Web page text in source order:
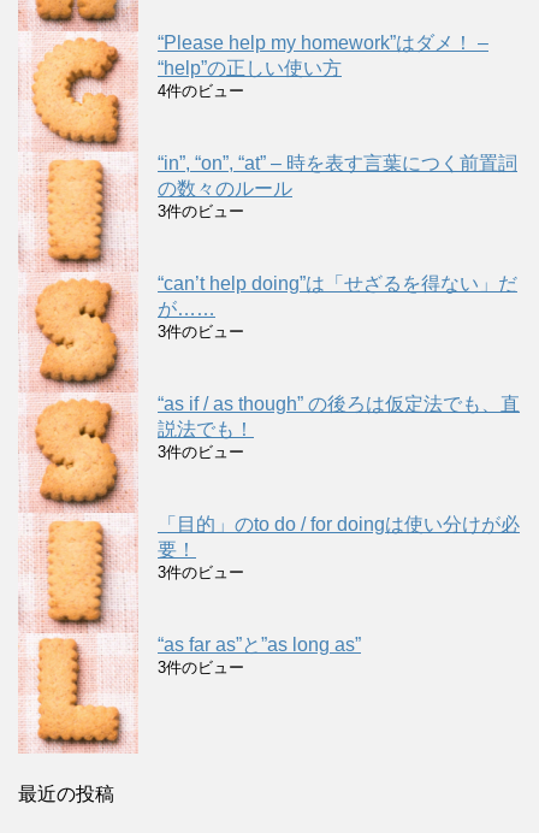
“Please help my homework”はダメ！ –
“help”の正しい使い方
4件のビュー
“in”, “on”, “at” – 時を表す言葉につく前置詞
の数々のルール
3件のビュー
“can’t help doing”は「せざるを得ない」だ
が……
3件のビュー
“as if / as though” の後ろは仮定法でも、直
説法でも！
3件のビュー
「目的」のto do / for doingは使い分けが必
要！
3件のビュー
“as far as”と”as long as”
3件のビュー
最近の投稿